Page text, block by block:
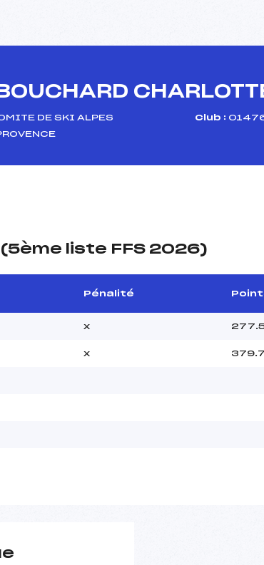
DE SKI ALPES
Club : 01476
liste FFS 2026)
Pénalité
x
x